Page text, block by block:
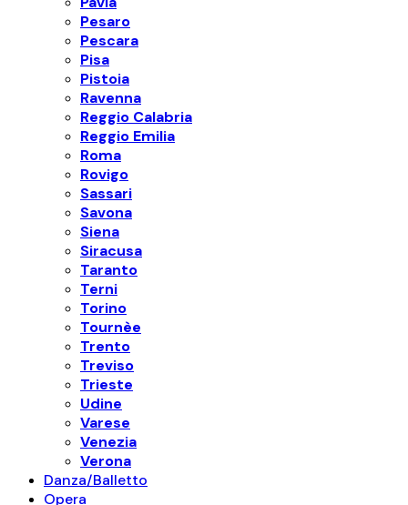
Pesaro
Pescara
Pisa
Pistoia
Ravenna
Reggio Calabria
Reggio Emilia
Roma
Rovigo
Sassari
Savona
Siena
Siracusa
Taranto
Terni
Torino
Tournèe
Trento
Treviso
Trieste
Udine
Varese
Venezia
Verona
Danza/Balletto
Opera